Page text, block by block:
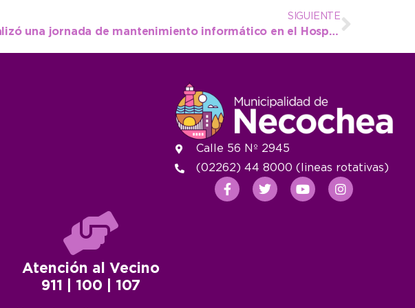
SIGUIENTE
Se realizó una jornada de mantenimiento informático en el Hospital Irurzun
Atención al Vecino
911 | 100 | 107
Calle 56 Nº 2945
(02262) 44 8000 (lineas rotativas)